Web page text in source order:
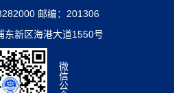
邮编：201306
东新区海港大道1550号
微
信
公